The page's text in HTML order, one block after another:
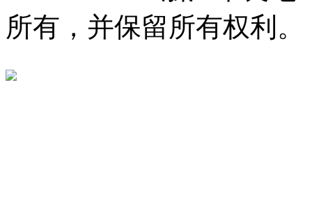
所有，并保留所有权利。